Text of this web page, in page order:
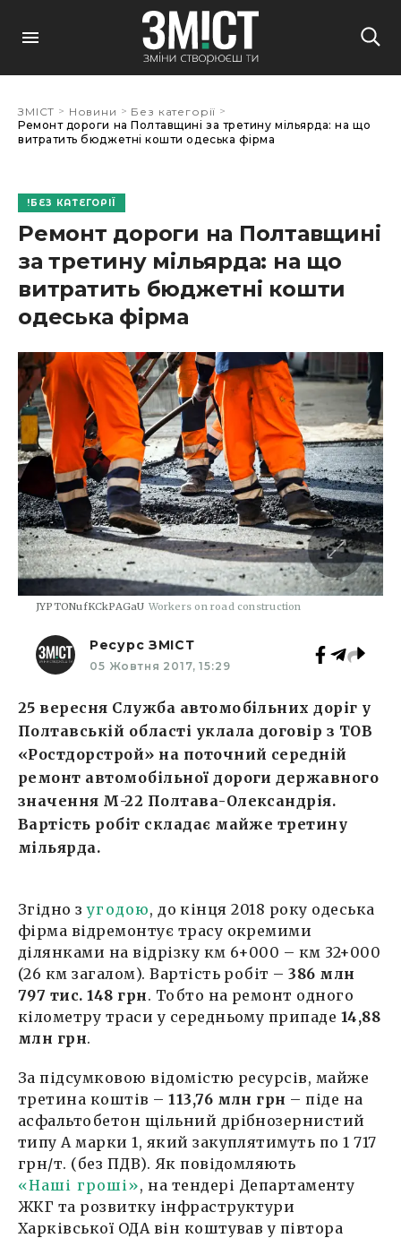
ЗМІСТ > Новини > Без категорії >
Ремонт дороги на Полтавщині за третину мільярда: на що
витратить бюджетні кошти одеська фірма
БЕЗ КАТЕГОРІЇ
Ремонт дороги на Полтавщині
за третину мільярда: на що
витратить бюджетні кошти
одеська фірма
JYPTONufKCkPAGaU Workers on road construction
Ресурс ЗМІСТ
05 Жовтня 2017, 15:29
25 вересня Служба автомобільних доріг у
Полтавській області уклала договір з ТОВ
«Ростдорстрой» на поточний середній
ремонт автомобільної дороги державного
значення М-22 Полтава-Олександрія.
Вартість робіт складає майже третину
мільярда.
Згідно зугодою, до кінця 2018 року одеська
фірма відремонтує трасу окремими
ділянками на відрізку км 6+000 – км 32+000
(26 км загалом). Вартість робіт –386 млн
797 тис. 148 грн. Тобто на ремонт одного
кілометру траси у середньому припаде 14,88
млн грн.
За підсумковою відомістю ресурсів, майже
третина коштів –113,76 млн грн – піде на
асфальтобетон щільний дрібнозернистий
типу А марки 1, який закуплятимуть по 1 717
грн/т. (без ПДВ). Як повідомляють
«Наші гроші», на тендері Департаменту
ЖКГ та розвитку інфраструктури
Харківської ОДА він коштував у півтора